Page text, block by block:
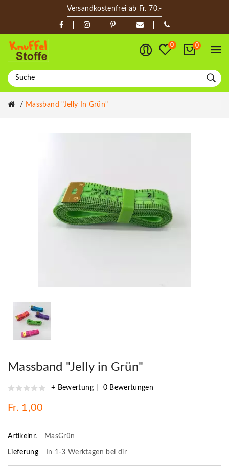
Versandkostenfrei ab Fr. 70.-
0 0
Massband "Jelly In Grün"
Massband "Jelly in Grün"
+ Bewertung 0 Bewertungen
Fr. 1,00
Artikelnr. MasGrün
Lieferung In 1-3 Werktagen bei dir